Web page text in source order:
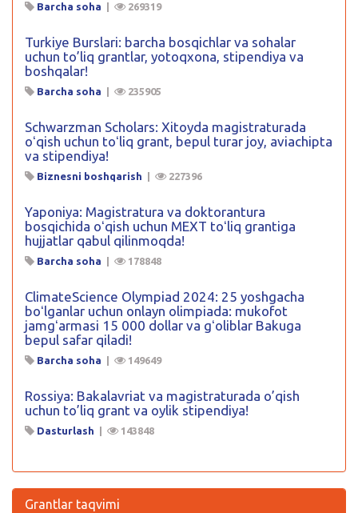
Barcha soha 269319
Turkiye Burslari: barcha bosqichlar va sohalar
uchun to’liq grantlar, yotoqxona, stipendiya va
boshqalar!
Barcha soha 235905
Schwarzman Scholars: Xitoyda magistraturada
oʻqish uchun toʻliq grant, bepul turar joy, aviachipta
va stipendiya!
Biznesni boshqarish 227396
Yaponiya: Magistratura va doktorantura
bosqichida oʻqish uchun MEXT toʻliq grantiga
hujjatlar qabul qilinmoqda!
Barcha soha 178848
ClimateScience Olympiad 2024: 25 yoshgacha
boʻlganlar uchun onlayn olimpiada: mukofot
jamgʻarmasi 15 000 dollar va gʻoliblar Bakuga
bepul safar qiladi!
Barcha soha 149649
Rossiya: Bakalavriat va magistraturada o’qish
uchun to’liq grant va oylik stipendiya!
Dasturlash 143848
Grantlar taqvimi